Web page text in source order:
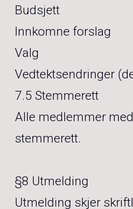
Budsjett
Innkomne forslag
Valg
Vedtektsendringer
7.5 Stemmerett
Alle medlemmer
stemmerett.
§8 Utmelding
Utmelding skjer